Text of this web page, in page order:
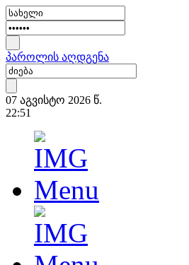
პაროლის აღდგენა
07 აგვისტო 2026 წ.
22:51